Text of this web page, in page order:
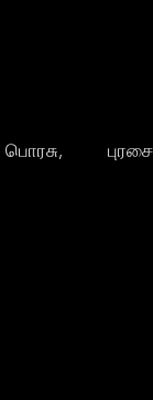
புரசை